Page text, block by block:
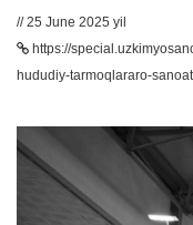
// 25 June 2025 yil
https://
hududiy-tarmoqlararo-